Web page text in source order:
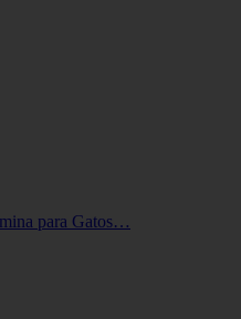
para Gatos…